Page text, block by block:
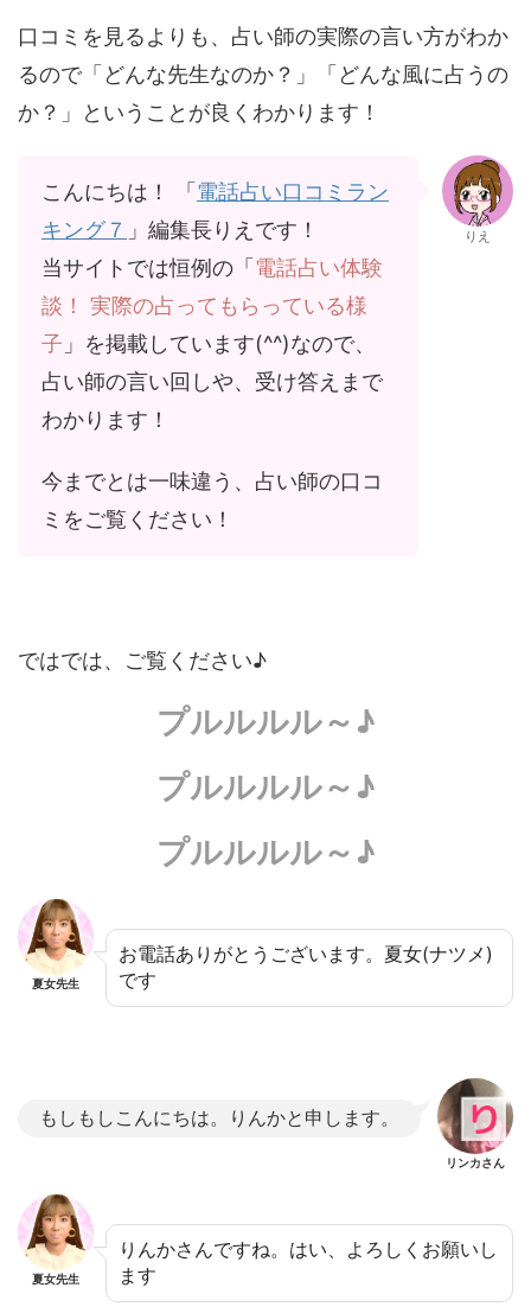
口コミを見るよりも、占い師の実際の言い方がわか
るので「どんな先生なのか？」「どんな風に占うの
か？」ということが良くわかります！
こんにちは！ 「 電話占い口コミラン
キング７ 」編集長りえです！
当サイトでは恒例の「 電話占い体験
談！ 実際の占ってもらっている様
子 」を掲載しています(^^)なので、
占い師の言い回しや、受け答えまで
わかります！
今までとは一味違う、占い師の口コ
ミをご覧ください！
りえ
ではでは、ご覧ください♪
プルルルル～♪
プルルルル～♪
プルルルル～♪
夏女先生
お電話ありがとうございます。夏女(ナツメ)
です
もしもしこんにちは。りんかと申します。
リンカさん
夏女先生
りんかさんですね。はい、よろしくお願いし
ます